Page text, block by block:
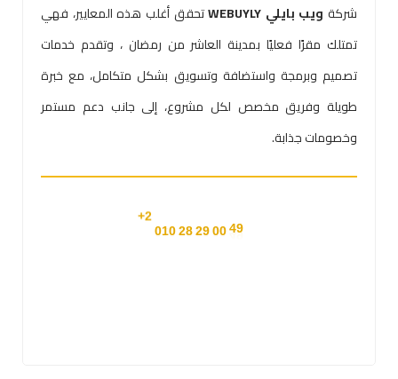
شركة ويب بايلي WEBUYLY
تحقق أغلب هذه المعايير، فهي
تمتلك مقرًا فعليًا بمدينة العاشر من رمضان ، وتقدم خدمات
تصميم وبرمجة واستضافة وتسويق بشكل متكامل، مع خبرة
طويلة وفريق مخصص لكل مشروع، إلى جانب دعم مستمر
وخصومات جذابة.
49
00
29
28
010